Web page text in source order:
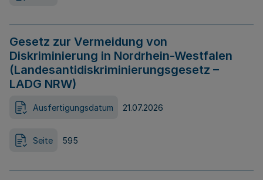
Gesetz zur Vermeidung von
Diskriminierung in Nordrhein-Westfalen
(Landesantidiskriminierungsgesetz –
LADG NRW)
Ausfertigungsdatum 21.07.2026
Seite 595